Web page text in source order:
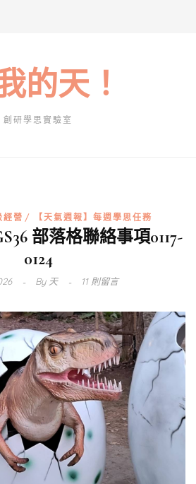
的天！
創研學思實驗室
經營 【天氣週報】每週學思任務
部落格聯絡事項0117-
0124
By天 11 則留言